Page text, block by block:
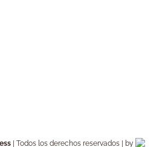
| Todos los derechos reservados | by